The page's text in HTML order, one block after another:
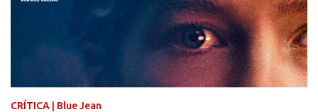
falantes, por exemplo, mas nem por isso o tom lúdico e infantil é deixado
de lado. Apesar da relevância histórica, o filme supera a animação original
em termos visuais e narrativos, , superando a animação original em termos
visuais e narrativos. A história começa quando o pai das crianças, Holt
Ferrier (Colin Farrell), uma ex-estrela de circo, volta da guerra e se depara
com os filhos de...
CRÍTICA | Blue Jean